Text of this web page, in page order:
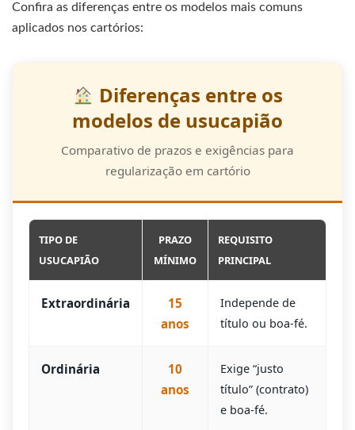
Confira as diferenças entre os modelos mais comuns
aplicados nos cartórios:
Diferenças entre os
modelos de usucapião
Comparativo de prazos e exigências para
regularização em cartório
TIPO DE
USUCAPIÃO
PRAZO
MÍNIMO
REQUISITO
PRINCIPAL
Extraordinária
15
anos
Independe de
título ou boa-fé.
Ordinária
10
anos
Exige “justo
título” (contrato)
e boa-fé.